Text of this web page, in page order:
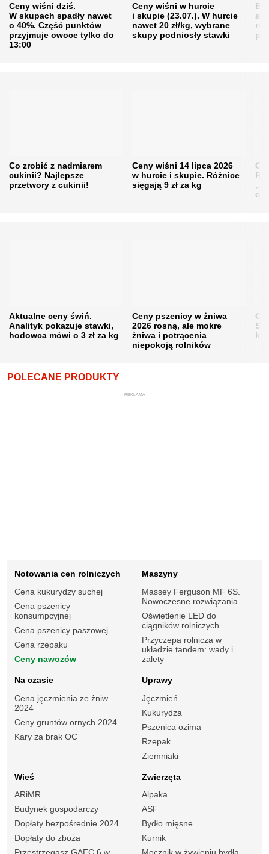
Ceny wiśni dziś.
W skupach spadły nawet
o 40%. Część punktów
przyjmuje owoce tylko do
13:00
Ceny wiśni w hurcie
i skupie (23.07.). W hurcie
nawet 20 zł/kg, wybrane
skupy podniosły stawki
Co zrobić z nadmiarem
cukinii? Najlepsze
przetwory z cukinii!
Ceny wiśni 14 lipca 2026
w hurcie i skupie. Różnice
sięgają 9 zł za kg
Aktualne ceny świń.
Analityk pokazuje stawki,
hodowca mówi o 3 zł za kg
Ceny pszenicy w żniwa
2026 rosną, ale mokre
żniwa i potrącenia
niepokoją rolników
POLECANE PRODUKTY
REKLAMA
Notowania cen rolniczych
Cena kukurydzy suchej
Cena pszenicy
konsumpcyjnej
Cena pszenicy paszowej
Cena rzepaku
Ceny nawozów
Maszyny
Massey Ferguson MF 6S.
Nowoczesne rozwiązania
Oświetlenie LED do
ciągników rolniczych
Przyczepa rolnicza w
układzie tandem: wady i
zalety
Na czasie
Cena jęczmienia ze żniw
2024
Ceny gruntów ornych 2024
Kary za brak OC
Uprawy
Jęczmień
Kukurydza
Pszenica ozima
Rzepak
Ziemniaki
Wieś
ARiMR
Budynek gospodarczy
Dopłaty bezpośrednie 2024
Dopłaty do zboża
Zwierzęta
Alpaka
ASF
Bydło mięsne
Kurnik